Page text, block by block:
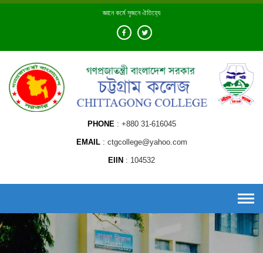
Skip
জ্ঞানে কর্মে সৃজনে ঐতিহ্যে
PHONE +880 31-616045
EMAIL ctgcollege@yahoo.com
EIIN 104532